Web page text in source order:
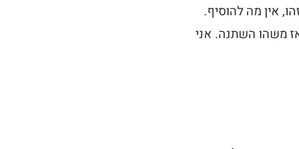
אין מה להוסיף.
משהו השתנה. אני